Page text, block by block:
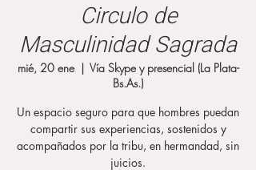
Circulo de
Masculinidad Sagrada
mié, 20 ene
  |
Vía Skype y presencial (La Plata-
Bs.As.)
Un espacio seguro para que hombres puedan
compartir sus experiencias, sostenidos y
acompañados por la tribu, en hermandad, sin